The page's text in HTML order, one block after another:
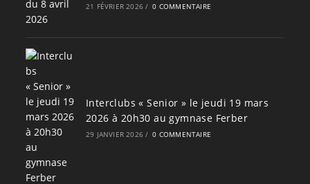
21 FÉVRIER 2026 / 0 COMMENTAIRE
Interclubs « Senior » le jeudi 19 mars
2026 à 20h30 au gymnase Ferber
29 JANVIER 2026 / 0 COMMENTAIRE